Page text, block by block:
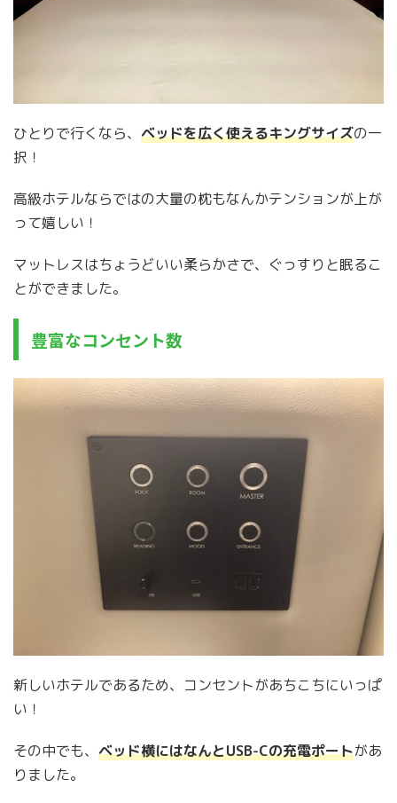
ひとりで行くなら、 ベッドを広く使えるキングサイズの一
択！
高級ホテルならではの大量の枕もなんかテンションが上が
って嬉しい！
マットレスはちょうどいい柔らかさで、ぐっすりと眠るこ
とができました。
豊富なコンセント数
新しいホテルであるため、コンセントがあちこちにいっぱ
い！
その中でも、 ベッド横にはなんとUSB-Cの充電ポートがあ
りました。